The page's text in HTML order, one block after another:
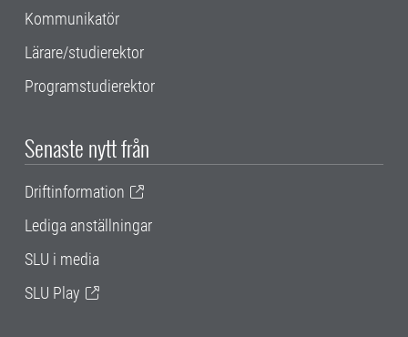
Kommunikatör
Lärare/studierektor
Programstudierektor
Senaste nytt från
Driftinformation
Lediga anställningar
SLU i media
SLU Play